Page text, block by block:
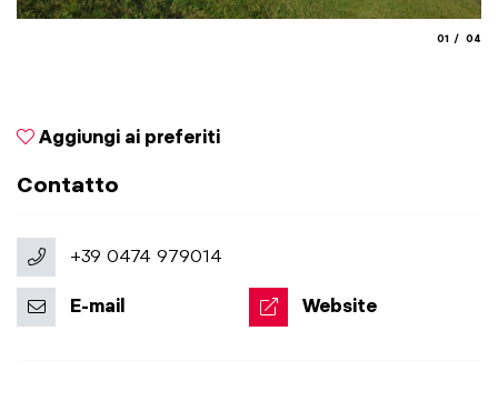
01 04
Aggiungi ai preferiti
Contatto
+39 0474 979014
E-mail Website